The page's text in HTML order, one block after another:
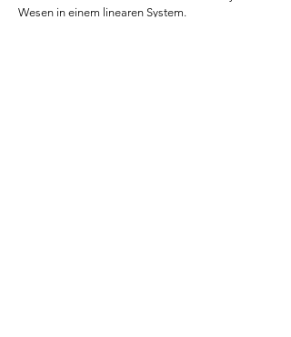
Wesen in einem linearen System.